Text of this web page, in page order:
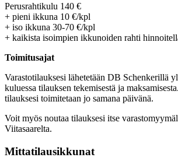
Perusrahtikulu 140 €
+ pieni ikkuna 10 €/kpl
+ iso ikkuna 30-70 €/kpl
+ kaikista isoimpien ikkunoiden rahti
Toimitusajat
Varastotilauksesi lähetetään DB Schenkerillä
kuluessa tilauksen tekemisestä ja
tilauksesi toimitetaan jo samana päivänä.
Voit myös noutaa tilauksesi itse
Viitasaarelta.
Mittatilausikkunat